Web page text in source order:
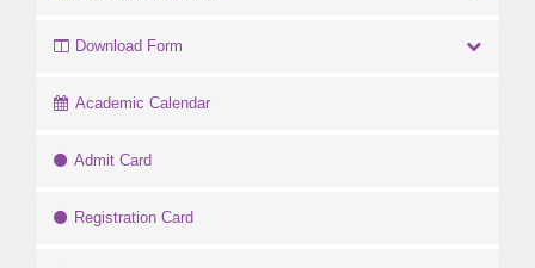
Download Form
Academic Calendar
Admit Card
Registration Card